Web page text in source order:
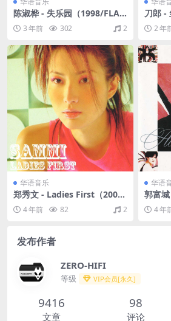
陈淑桦 - 失乐园（1998/FLA
C/分轨/314M）
3 年前 302 2
刀郎 -
C/分
2 年
华语音乐
郑秀文 - Ladies First（2000/
FLAC/分轨/268M）
4 年前 82 2
华语
郭富
完（
M）4 年
发布作者
ZERO-HIFI
等级 VIP会员[永久]
9416
文章
98
评论